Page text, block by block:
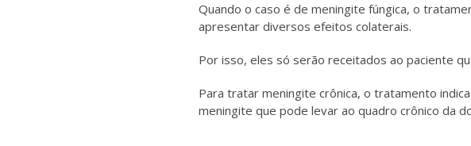
Quando o caso é de meningite fúngica, o
apresentar diversos efeitos colaterais.
Por isso, eles só serão receitados ao paciente
Para tratar meningite crônica, o tratamento
meningite que pode levar ao quadro crônico da